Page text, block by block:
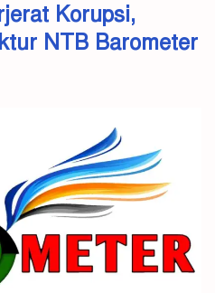
Korupsi,
NTB Barometer